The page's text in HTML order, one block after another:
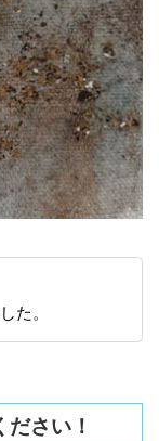
た。
さい！